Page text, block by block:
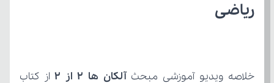
ریاضی
خلاصه ویدیو آموزشی مبحث آلکان ها 2 از 2